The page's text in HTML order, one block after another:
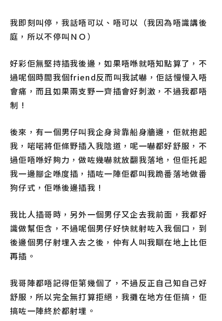
我即刻叫停，我話唔可以、唔可以（我因為唔識講後
庭，所以不停叫ＮＯ）
好彩佢無堅持插我後邊，如果唔喺就唔知點算了，不
過呢個時間我個friend反而叫我試嚇，佢話慢慢入唔
會痛，而且如果兩支野一齊插會好刺激，不過我都唔
制 !
後來，有一個男仔叫我企身背靠船身牆邊，佢就抱起
我，啱啱將佢條野插入我陰道，呢一嚇都好舒服，不
過佢唔喺好夠力，做咗幾嚇就放翻我落地，但佢托起
我一邊腳企喺度插，插咗一陣佢都叫我跪番落地做番
狗仔式，佢喺後邊插我 !
我比人插哥時，另外一個男仔又企去我前面，我都好
識做幫佢含，不過呢個男仔好快就射咗入我個口，到
後邊個男仔射埋入去之後，仲有人叫我瞓在地上比佢
再插。
我哥陣都唔記得佢第幾個了，不過反正自己知自己好
舒服，所以完全無打算拒絕，我攤在地方任佢搞，佢
搞咗一陣終於都射埋。